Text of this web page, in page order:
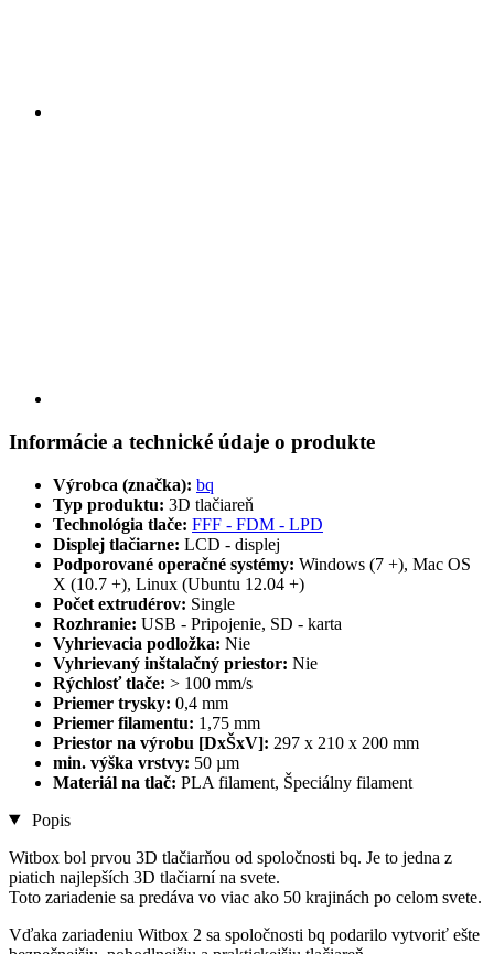
Informácie a technické údaje o produkte
Výrobca (značka): bq
Typ produktu: 3D tlačiareň
Technológia tlače: FFF - FDM - LPD
Displej tlačiarne: LCD - displej
Podporované operačné systémy: Windows (7 +), Mac OS
X (10.7 +), Linux (Ubuntu 12.04 +)
Počet extrudérov: Single
Rozhranie: USB - Pripojenie, SD - karta
Vyhrievacia podložka: Nie
Vyhrievaný inštalačný priestor: Nie
Rýchlosť tlače: > 100 mm/s
Priemer trysky: 0,4 mm
Priemer filamentu: 1,75 mm
Priestor na výrobu [DxŠxV]: 297 x 210 x 200 mm
min. výška vrstvy: 50 µm
Materiál na tlač: PLA filament, Špeciálny filament
Popis
Witbox bol prvou 3D tlačiarňou od spoločnosti bq. Je to jedna z
piatich najlepších 3D tlačiarní na svete.
Toto zariadenie sa predáva vo viac ako 50 krajinách po celom svete.
Vďaka zariadeniu Witbox 2 sa spoločnosti bq podarilo vytvoriť ešte